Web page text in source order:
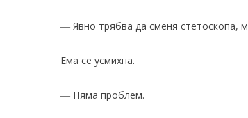
― Явно трябва да сменя стетоскопа,
Ема се усмихна.
― Няма проблем.